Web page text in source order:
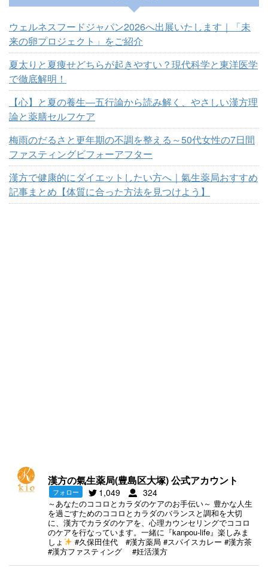
ウェルネスフードジャパン2026へ出展いたします｜「未
来の卵プロジェクト」をご紹介
夏太りと夏痩せどちらが起きやすい？現代科学と東洋医学
で徹底解明！
【心】と夏の養生―五行論から読み解く、やさしい漢方理
論と薬膳セルフケア
梅雨のだるさと更年期の不調を整える～50代女性の7日間
ファスティングビフォーアフター
漢方で健康的にダイエットしたい方へ｜氣生薬局おすすめ
記事まとめ【体質に合った方法を見つけよう】
漢方の氣生薬局(豊島区大塚) 公式アカウント
フォロー 1,049 324
～あなたのココロとカラダのケアのお手伝い～ 豊かな人生
を過ごすためのココロとカラダのバランスと調和を大切
に、漢方でカラダのケアを、心理カウンセリングでココロ
のケアを行なっています。一緒に『kanpou-life』楽しみま
しょ
#久保田佳代 #漢方薬局 #スパイスカレー #漢方茶
#漢方ファスティング #妊活漢方